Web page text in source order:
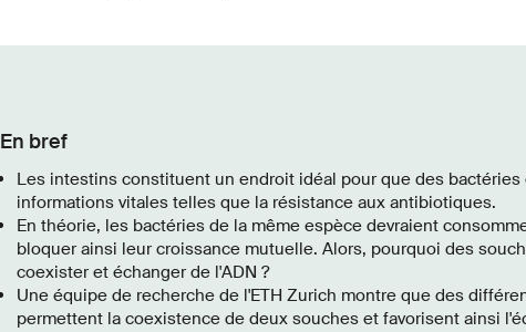
En bref
Les intestins constituent un endroit idéal pour que des
informations vitales telles que la résistance aux antibiotiques.
En théorie, les bactéries de la même espèce devraient
bloquer ainsi leur croissance mutuelle. Alors, pourquoi des
coexister et échanger de l'ADN ?
Une équipe de recherche de l'ETH Zurich montre que des
permettent la coexistence de deux souches et favorisent ainsi